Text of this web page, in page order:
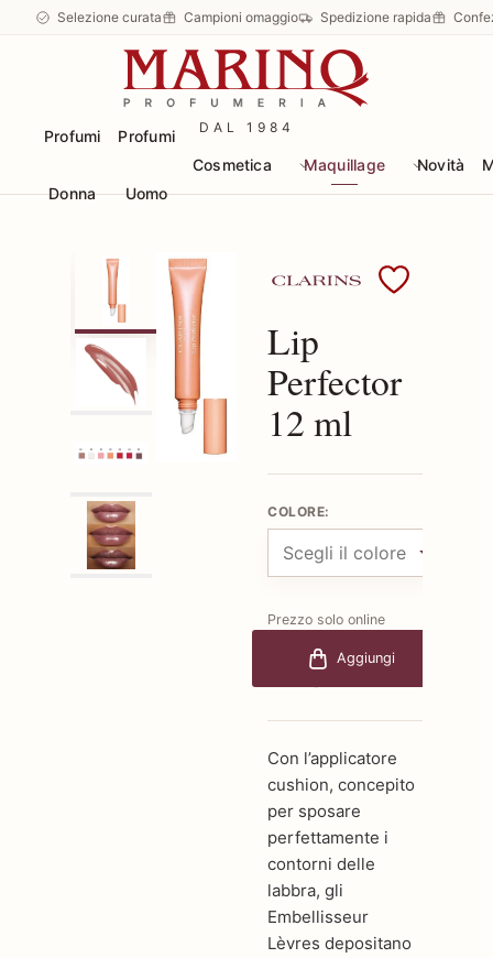
Selezione curata Campioni omaggio Spedizione rapida
DAL 1984
Profumi
Donna
Profumi
Uomo
Cosmetica Maquillage Novità
Scopri i prodotti
Lip
Perfector
12 ml
Prezzo solo online
€18,20
COLORE:
Aggiungi
Con l’applicatore
cushion, concepito
per sposare
perfettamente i
contorni delle
labbra, gli
Embellisseur
Lèvres depositano